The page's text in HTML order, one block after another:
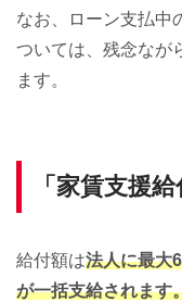
なお、ローン支払中
ついては、残念なが
ます。
「家賃支援
給付額は法人に最大
が一括支給されます